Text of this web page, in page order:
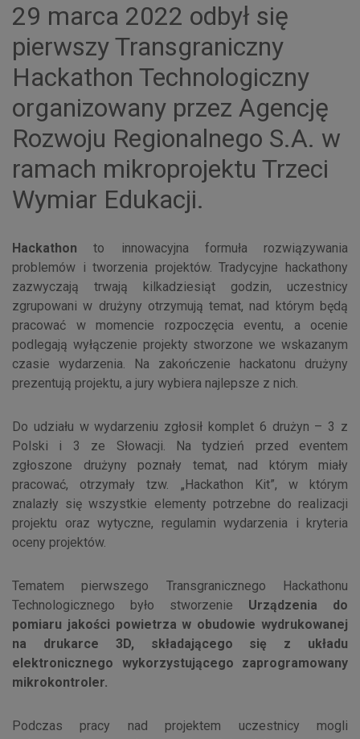
29 marca 2022 odbył się
pierwszy Transgraniczny
Hackathon Technologiczny
organizowany przez Agencję
Rozwoju Regionalnego S.A. w
ramach mikroprojektu Trzeci
Wymiar Edukacji.
Hackathonto innowacyjna formuła rozwiązywania
problemów i tworzenia projektów. Tradycyjne hackathony
zazwyczają trwają kilkadziesiąt godzin, uczestnicy
zgrupowani w drużyny otrzymują temat, nad którym będą
pracować w momencie rozpoczęcia eventu, a ocenie
podlegają wyłączenie projekty stworzone we wskazanym
czasie wydarzenia. Na zakończenie hackatonu drużyny
prezentują projektu, a jury wybiera najlepsze z nich.
Do udziału w wydarzeniu zgłosił komplet 6 drużyn – 3 z
Polski i 3 ze Słowacji. Na tydzień przed eventem
zgłoszone drużyny poznały temat, nad którym miały
pracować, otrzymały tzw. „Hackathon Kit”, w którym
znalazły się wszystkie elementy potrzebne do realizacji
projektu oraz wytyczne, regulamin wydarzenia i kryteria
oceny projektów.
Tematem pierwszego Transgranicznego Hackathonu
Technologicznego było stworzenie Urządzenia do
pomiaru jakości powietrza w obudowie wydrukowanej
na drukarce 3D, składającego się z układu
elektronicznego wykorzystującego zaprogramowany
mikrokontroler.
Podczas pracy nad projektem uczestnicy mogli